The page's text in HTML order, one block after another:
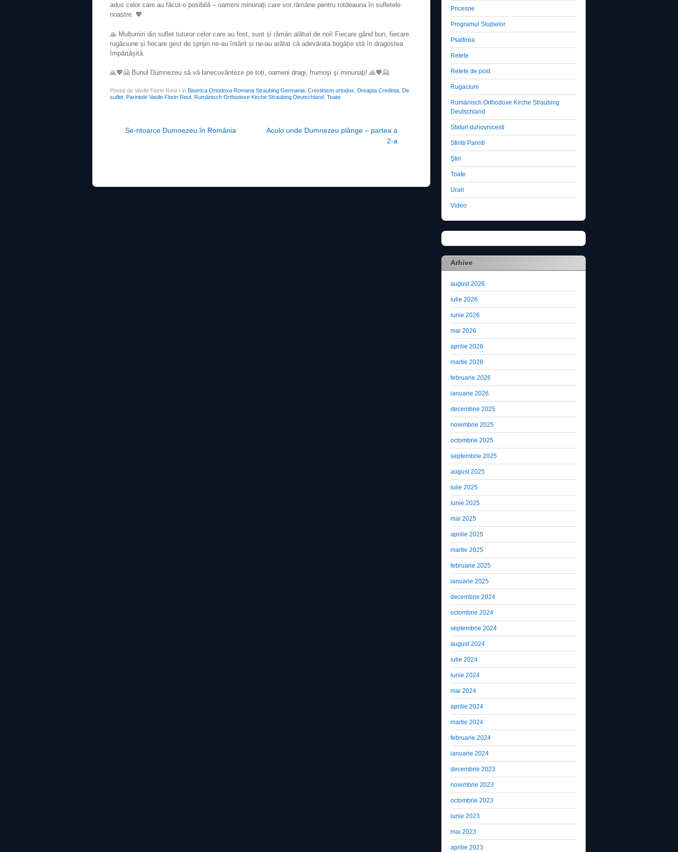
adus celor care au făcut-o posibilă – oameni minunați care vor rămâne pentru totdeauna în sufletele
noastre. 💖
🙏 Mulțumiri din suflet tuturor celor care au fost, sunt și rămân alături de noi! Fiecare gând bun, fiecare
rugăciune și fiecare gest de sprijin ne-au întărit și ne-au arătat că adevărata bogăție stă în dragostea
împărtășită.
🙏💖🤗 Bunul Dumnezeu să vă binecuvânteze pe toți, oameni dragi, frumoşi şi minunaţi! 🙏💖🤗
Postat de Vasile Florin Reut • in Biserica Ortodoxa Romana Straubing Germania Crestinism ortodox, Dreapta Credinta De
suflet Parintele Vasile Florin Reut Rumänisch Orthodoxe Kirche Straubing Deutschland Toate
Post navigation
Se-ntoarce Dumnezeu în România
Acolo unde Dumnezeu plânge – partea a
2-a
Pricesne
Programul Slujbelor
Psaltirea
Retete
Retete de post
Rugaciuni
Rumänisch Orthodoxe Kirche Straubing
Deutschland
Sfaturi duhovnicesti
Sfintii Parinti
Ştiri
Toate
Urari
Video
Arhive
august 2026
iulie 2026
iunie 2026
mai 2026
aprilie 2026
martie 2026
februarie 2026
ianuarie 2026
decembrie 2025
noiembrie 2025
octombrie 2025
septembrie 2025
august 2025
iulie 2025
iunie 2025
mai 2025
aprilie 2025
martie 2025
februarie 2025
ianuarie 2025
decembrie 2024
octombrie 2024
septembrie 2024
august 2024
iulie 2024
iunie 2024
mai 2024
aprilie 2024
martie 2024
februarie 2024
ianuarie 2024
decembrie 2023
noiembrie 2023
octombrie 2023
iunie 2023
mai 2023
aprilie 2023